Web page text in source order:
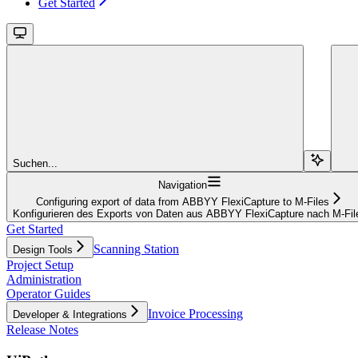
Suchen...
Navigation
Configuring export of data from ABBYY FlexiCapture to M-Files
Konfigurieren des Exports von Daten aus ABBYY FlexiCapture nach M-
Get Started
Design Tools
Scanning Station
Project Setup
Administration
Operator Guides
Developer & Integrations
Invoice Processing
Release Notes